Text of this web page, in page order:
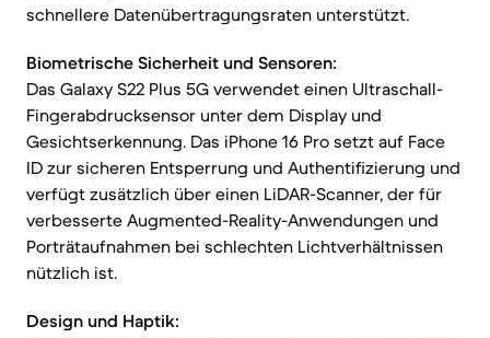
schnellere Datenübertragungsraten unterstützt.
Biometrische Sicherheit und Sensoren:
Das Galaxy S22 Plus 5G verwendet einen Ultraschall-
Fingerabdrucksensor unter dem Display und
Gesichtserkennung. Das iPhone 16 Pro setzt auf Face
ID zur sicheren Entsperrung und Authentifizierung und
verfügt zusätzlich über einen LiDAR-Scanner, der für
verbesserte Augmented-Reality-Anwendungen und
Porträtaufnahmen bei schlechten Lichtverhältnissen
nützlich ist.
Design und Haptik: